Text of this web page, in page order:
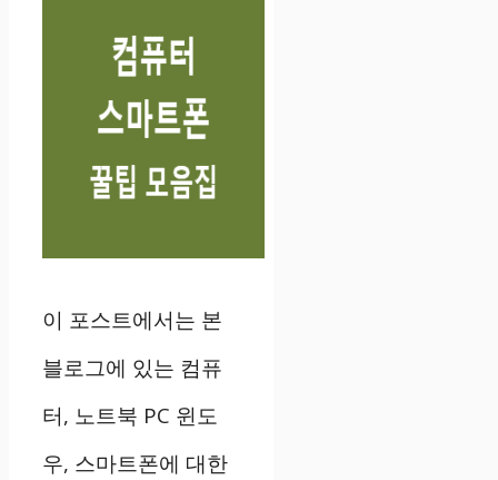
이 포스트에서는 본
블로그에 있는 컴퓨
터, 노트북 PC 윈도
우, 스마트폰에 대한